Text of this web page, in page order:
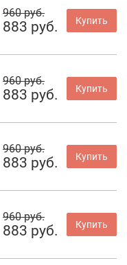
960 руб.
883 руб. Купить
960 руб.
883 руб. Купить
960 руб.
883 руб. Купить
960 руб.
883 руб. Купить